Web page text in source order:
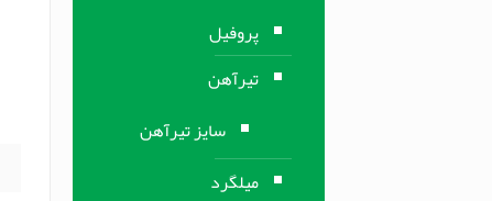
پروفیل
تیرآهن
سایز تیرآهن
میلگرد